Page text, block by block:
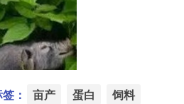
： 亩产 蛋白 饲料